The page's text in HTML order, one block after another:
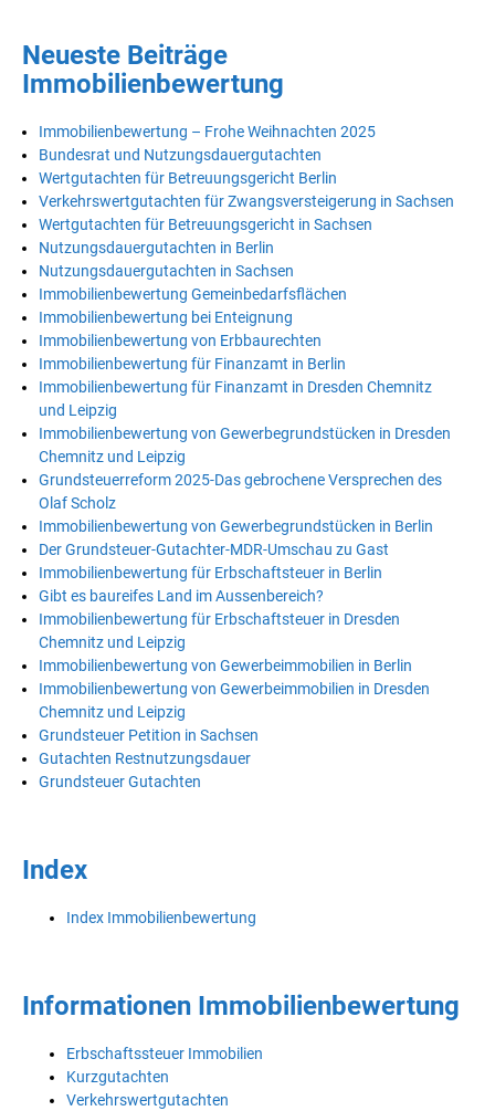
Neueste Beiträge
Immobilienbewertung
Immobilienbewertung – Frohe Weihnachten 2025
Bundesrat und Nutzungsdauergutachten
Wertgutachten für Betreuungsgericht Berlin
Verkehrswertgutachten für Zwangsversteigerung in Sachsen
Wertgutachten für Betreuungsgericht in Sachsen
Nutzungsdauergutachten in Berlin
Nutzungsdauergutachten in Sachsen
Immobilienbewertung Gemeinbedarfsflächen
Immobilienbewertung bei Enteignung
Immobilienbewertung von Erbbaurechten
Immobilienbewertung für Finanzamt in Berlin
Immobilienbewertung für Finanzamt in Dresden Chemnitz
und Leipzig
Immobilienbewertung von Gewerbegrundstücken in Dresden
Chemnitz und Leipzig
Grundsteuerreform 2025-Das gebrochene Versprechen des
Olaf Scholz
Immobilienbewertung von Gewerbegrundstücken in Berlin
Der Grundsteuer-Gutachter-MDR-Umschau zu Gast
Immobilienbewertung für Erbschaftsteuer in Berlin
Gibt es baureifes Land im Aussenbereich?
Immobilienbewertung für Erbschaftsteuer in Dresden
Chemnitz und Leipzig
Immobilienbewertung von Gewerbeimmobilien in Berlin
Immobilienbewertung von Gewerbeimmobilien in Dresden
Chemnitz und Leipzig
Grundsteuer Petition in Sachsen
Gutachten Restnutzungsdauer
Grundsteuer Gutachten
Index
Index Immobilienbewertung
Informationen Immobilienbewertung
Erbschaftssteuer Immobilien
Kurzgutachten
Verkehrswertgutachten